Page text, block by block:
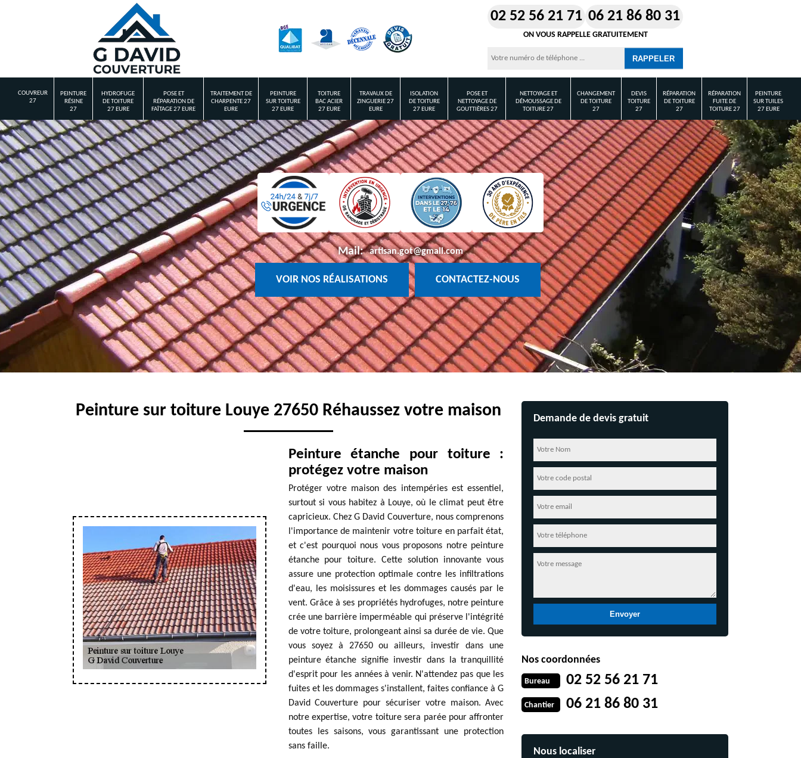
02 52 56 21 71 06 21 86 80 31
ON VOUS RAPPELLE GRATUITEMENT
COUVREUR
27
PEINTURE
RÉSINE
27
HYDROFUGE
DE TOITURE
27 EURE
POSE ET
RÉPARATION DE
FAÎTAGE 27 EURE
TRAITEMENT DE
CHARPENTE 27
EURE
PEINTURE
SUR TOITURE
27 EURE
TOITURE
BAC ACIER
27 EURE
TRAVAUX DE
ZINGUERIE 27
EURE
ISOLATION
DE TOITURE
27 EURE
POSE ET
NETTOYAGE DE
GOUTTIÈRES 27
NETTOYAGE ET
DÉMOUSSAGE DE
TOITURE 27
CHANGEMENT
DE TOITURE
27
DEVIS
TOITURE
27
RÉPARATION
DE TOITURE
27
RÉPARATION
FUITE DE
TOITURE 27
PEINTURE
SUR TUILES
27 EURE
Mail: artisan.got@gmail.com
VOIR NOS RÉALISATIONS CONTACTEZ-NOUS
Peinture sur toiture Louye 27650 Réhaussez votre maison
Peinture étanche pour toiture :
protégez votre maison
Protéger votre maison des intempéries est essentiel,
surtout si vous habitez à Louye, où le climat peut être
capricieux. Chez G David Couverture, nous comprenons
l'importance de maintenir votre toiture en parfait état,
et c'est pourquoi nous vous proposons notre peinture
étanche pour toiture. Cette solution innovante vous
assure une protection optimale contre les infiltrations
d'eau, les moisissures et les dommages causés par le
vent. Grâce à ses propriétés hydrofuges, notre peinture
crée une barrière imperméable qui préserve l'intégrité
de votre toiture, prolongeant ainsi sa durée de vie. Que
vous soyez à 27650 ou ailleurs, investir dans une
peinture étanche signifie investir dans la tranquillité
d'esprit pour les années à venir. N'attendez pas que les
fuites et les dommages s'installent, faites confiance à G
David Couverture pour sécuriser votre maison. Avec
notre expertise, votre toiture sera parée pour affronter
toutes les saisons, vous garantissant une protection
sans faille.
Demande de devis gratuit
Nos coordonnées
Bureau 02 52 56 21 71
Chantier 06 21 86 80 31
Nous localiser